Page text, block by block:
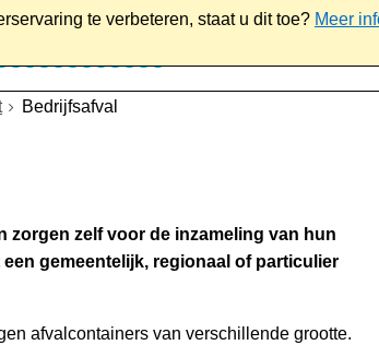
te verbeteren, staat u dit toe? Meer
Bedrijfsafval
zorgen zelf voor de inzameling van hun
gemeentelijk, regionaal of particulier
afvalcontainers van verschillende grootte.